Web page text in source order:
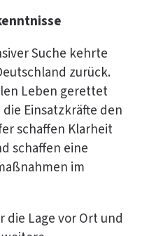
Suche kehrte
zurück.
Leben gerettet
Einsatzkräfte den
schaffen Klarheit
schaffen eine
im
die Lage vor Ort und